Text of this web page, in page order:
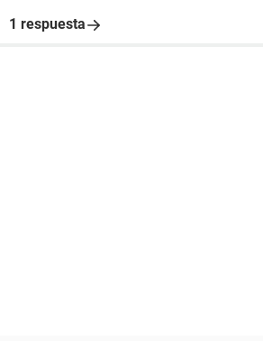
1 respuesta